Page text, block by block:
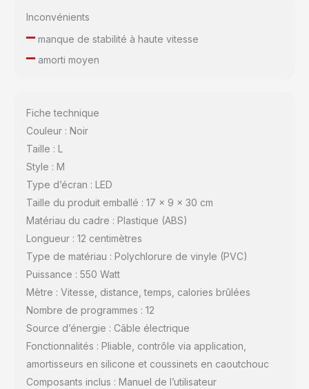
Inconvénients
–manque de stabilité à haute vitesse
–amorti moyen
Fiche technique
Couleur : Noir
Taille : L
Style : M
Type d’écran : LED
Taille du produit emballé : 17 x 9 x 30 cm
Matériau du cadre : Plastique (ABS)
Longueur : 12 centimètres
Type de matériau : Polychlorure de vinyle (PVC)
Puissance : 550 Watt
Mètre : Vitesse, distance, temps, calories brûlées
Nombre de programmes : 12
Source d’énergie : Câble électrique
Fonctionnalités : Pliable, contrôle via application,
amortisseurs en silicone et coussinets en caoutchouc
Composants inclus : Manuel de l’utilisateur